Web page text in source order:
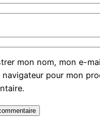
mon nom, mon e-
navigateur pour mon